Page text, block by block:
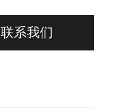
联系我们